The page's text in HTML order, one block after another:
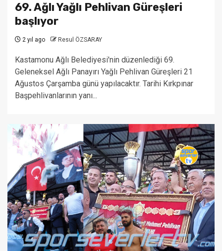
69. Ağlı Yağlı Pehlivan Güreşleri
başlıyor
2 yıl ago Resul ÖZSARAY
Kastamonu Ağlı Belediyesi'nin düzenlediği 69.
Geleneksel Ağlı Panayırı Yağlı Pehlivan Güreşleri 21
Ağustos Çarşamba günü yapılacaktır. Tarihi Kırkpınar
Başpehlivanlarının yanı...